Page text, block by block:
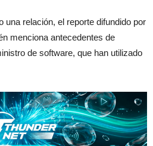
una relación, el reporte difundido por
menciona antecedentes de
de software, que han utilizado